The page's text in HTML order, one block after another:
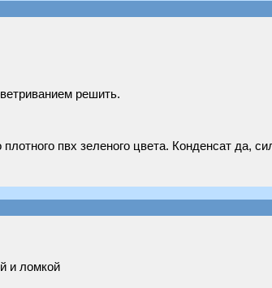
решить.
пвх зеленого цвета. Конденсат да,
и ломкой